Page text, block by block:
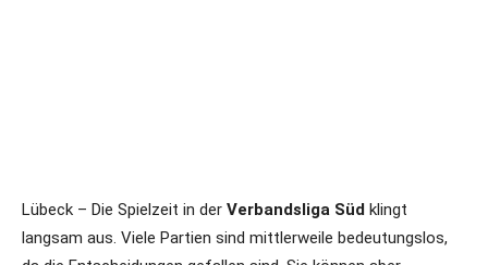
Lübeck – Die Spielzeit in der Verbandsliga Süd klingt
langsam aus. Viele Partien sind mittlerweile bedeutungslos,